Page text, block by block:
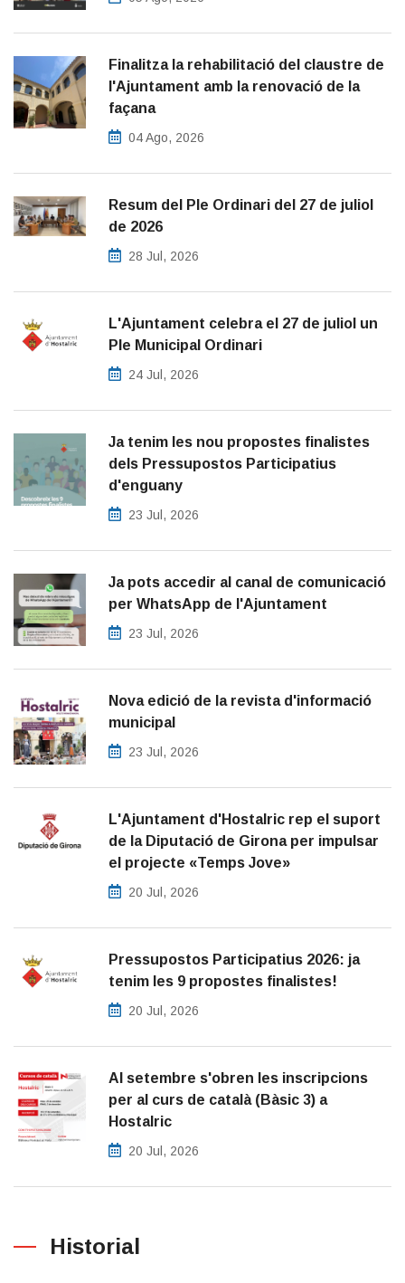
Finalitza la rehabilitació del claustre de
l'Ajuntament amb la renovació de la
façana
04 Ago, 2026
Resum del Ple Ordinari del 27 de juliol
de 2026
28 Jul, 2026
L'Ajuntament celebra el 27 de juliol un
Ple Municipal Ordinari
24 Jul, 2026
Ja tenim les nou propostes finalistes
dels Pressupostos Participatius
d'enguany
23 Jul, 2026
Ja pots accedir al canal de comunicació
per WhatsApp de l'Ajuntament
23 Jul, 2026
Nova edició de la revista d'informació
municipal
23 Jul, 2026
L'Ajuntament d'Hostalric rep el suport
de la Diputació de Girona per impulsar
el projecte «Temps Jove»
20 Jul, 2026
Pressupostos Participatius 2026: ja
tenim les 9 propostes finalistes!
20 Jul, 2026
Al setembre s'obren les inscripcions
per al curs de català (Bàsic 3) a
Hostalric
20 Jul, 2026
Historial